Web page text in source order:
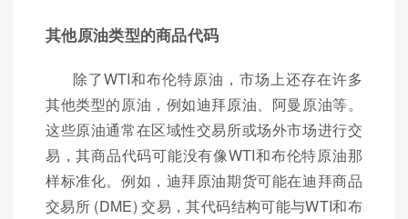
其他原油类型的商品代码
除了WTI和布伦特原油，市场上还存在许多
其他类型的原油，例如迪拜原油、阿曼原油等。
这些原油通常在区域性交易所或场外市场进行交
易，其商品代码可能没有像WTI和布伦特原油那
样标准化。例如，迪拜原油期货可能在迪拜商品
交易所 (DME) 交易，其代码结构可能与WTI和布